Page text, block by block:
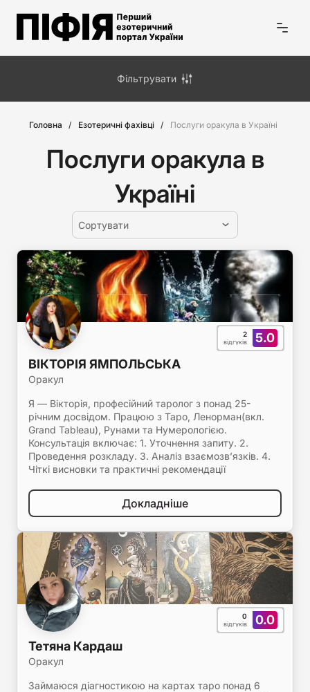
Головна Езотеричні фахівці Послуги оракула в Україні
Послуги оракула в
Україні
Сортувати
5.0
2
відгуків
ВІКТОРІЯ ЯМПОЛЬСЬКА
Оракул
Я — Вікторія, професійний таролог з понад 25-
річним досвідом. Працюю з Таро, Ленорман(вкл.
Grand Tableau), Рунами та Нумерологією.
Консультація включає: 1. Уточнення запиту. 2.
Проведення розкладу. 3. Аналіз взаємозв’язків. 4.
Чіткі висновки та практичні рекомендації
Докладніше
0.0
0
відгуків
Тетяна Кардаш
Оракул
Займаюся діагностикою на картах таро понад 6
Фільтрувати